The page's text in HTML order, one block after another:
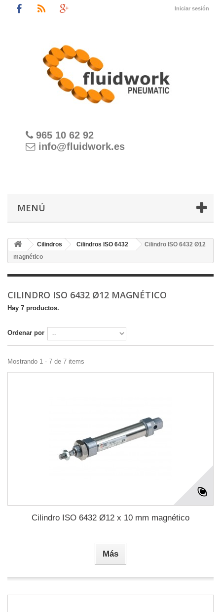
Iniciar sesión
965 10 62 92
info@fluidwork.es
MENÚ
Cilindros Cilindros ISO 6432
Cilindro ISO 6432 Ø12
magnético
CILINDRO ISO 6432 Ø12 MAGNÉTICO
Hay 7 productos.
Ordenar por
Mostrando 1 - 7 de 7 items
Cilindro ISO 6432 Ø12 x 10 mm magnético
Más